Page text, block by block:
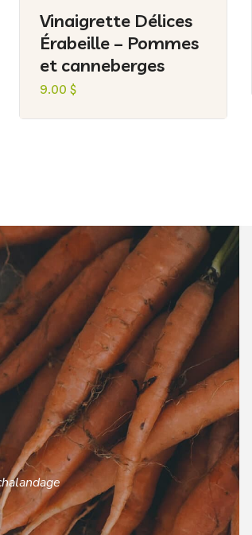
Vinaigrette Délices
Érabeille – Pommes
et canneberges
9.00 $